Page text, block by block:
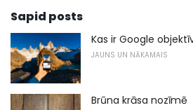
Sapid posts
Kas ir Google
JAUNS UN NĀKAMAIS
Brūna krāsa nozīmē